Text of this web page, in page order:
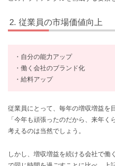
従業員の市場価値向上
・自分の能力アップ
・働く会社のブランド化
・給料アップ
従業員にとって、毎年の増収増益を
「今年も頑張ったのだから、来年
考えるのは当然でしょう。
しかし、増収増益を続ける会社で働